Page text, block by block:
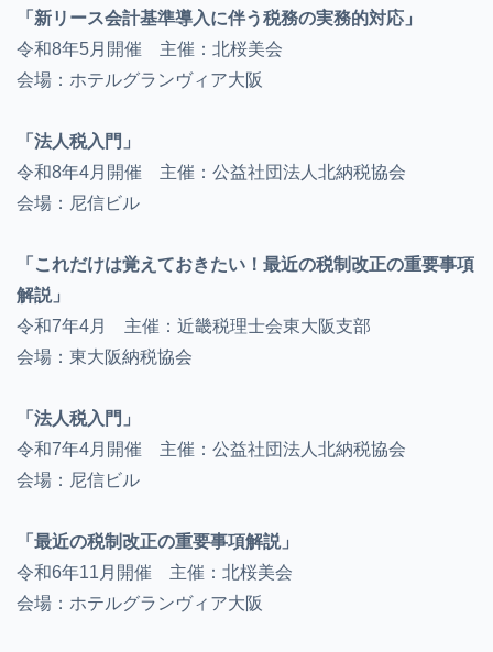
「新リース会計基準導入に伴う税務の実務的対応」
令和8年5月開催 主催：北桜美会
会場：ホテルグランヴィア大阪
「法人税入門」
令和8年4月開催 主催：公益社団法人北納税協会
会場：尼信ビル
「これだけは覚えておきたい！最近の税制改正の重要事項
解説」
令和7年4月 主催：近畿税理士会東大阪支部
会場：東大阪納税協会
「法人税入門」
令和7年4月開催 主催：公益社団法人北納税協会
会場：尼信ビル
「最近の税制改正の重要事項解説」
令和6年11月開催 主催：北桜美会
会場：ホテルグランヴィア大阪